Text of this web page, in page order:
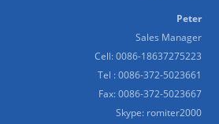
Peter
Sales Manager
Cell: 0086-18637275223
Tel : 0086-372-5023661
Fax: 0086-372-5023667
Skype: romiter2000